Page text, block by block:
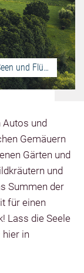
Tauche ein in die erfrischende Welt der Seen und Flüsse!
Autos und
Gemäuern
Gärten und
und
Summen der
für einen
Lass die Seele
hier in